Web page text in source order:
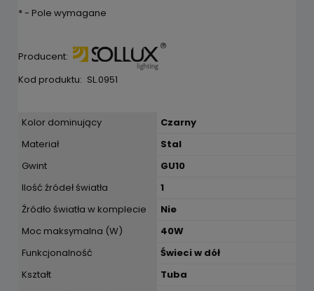
*- Pole wymagane
Producent:
Kod produktu: SL.0951
Kolor dominujący
Czarny
Materiał
Stal
Gwint
GU10
Ilość źródeł światła
1
Źródło światła w komplecie
Nie
Moc maksymalna (W)
40W
Funkcjonalność
Świeci w dół
Kształt
Tuba